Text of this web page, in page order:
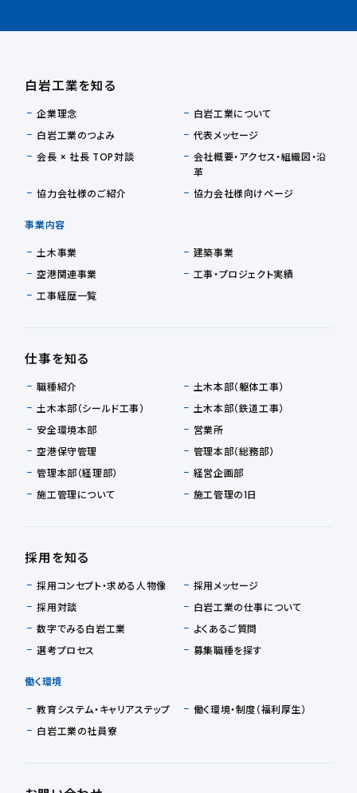
白岩工業を知る
企業理念
白岩工業について
白岩工業のつよみ
代表メッセージ
会長 × 社長 TOP対談
会社概要・アクセス・組織図・沿
革
協力会社様のご紹介
協力会社様向けページ
事業内容
土木事業
建築事業
空港関連事業
工事・プロジェクト実績
工事経歴一覧
仕事を知る
職種紹介
土木本部（躯体工事）
土木本部（シールド工事）
土木本部（鉄道工事）
安全環境本部
営業所
空港保守管理
管理本部（総務部）
管理本部（経理部）
経営企画部
施工管理について
施工管理の1日
採用を知る
採用コンセプト・求める人物像
採用メッセージ
採用対談
白岩工業の仕事について
数字でみる白岩工業
よくあるご質問
選考プロセス
募集職種を探す
働く環境
教育システム・キャリアステップ
働く環境・制度（福利厚生）
白岩工業の社員寮